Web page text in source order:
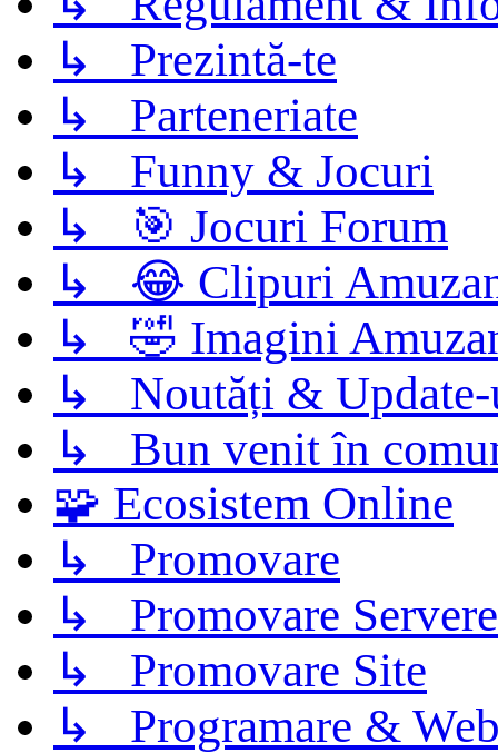
↳ Prezintă-te
↳ Parteneriate
↳ Funny & Jocuri
↳ 🎯 Jocuri Forum
↳ 😂 Clipuri
↳ 🤣 Imagini
↳ Noutăți &
↳ Bun venit în
🧩 Ecosistem Online
↳ Promovare
↳ Promovare Servere
↳ Promovare Site
↳ Programare &